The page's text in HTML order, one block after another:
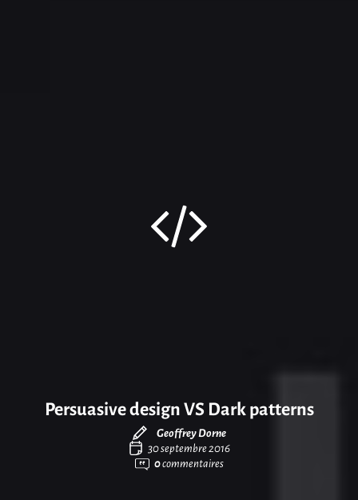
Persuasive design VS Dark patterns
Geoffrey Dorne
30 septembre 2016
0commentaires